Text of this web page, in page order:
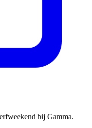
bij Gamma.